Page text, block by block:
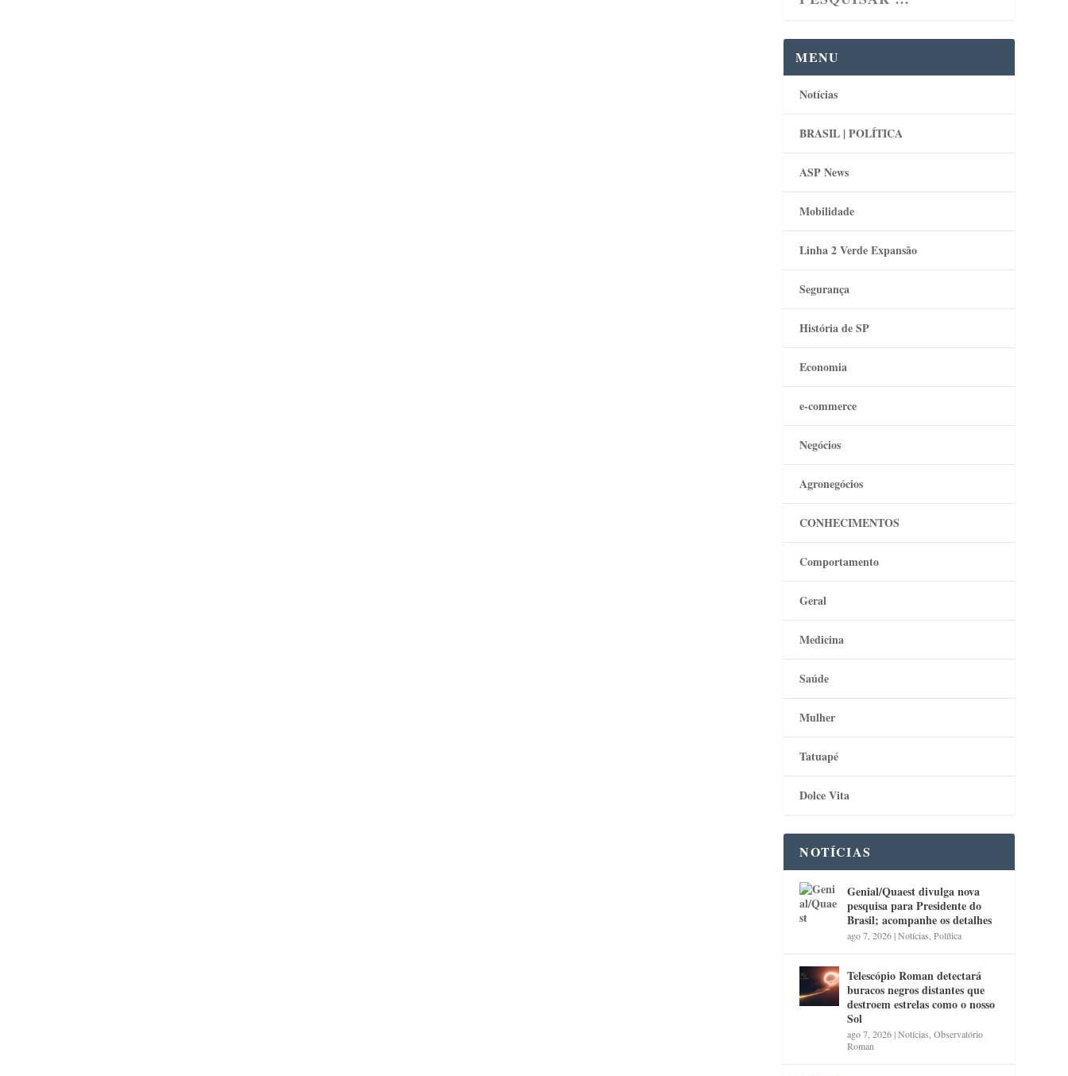
MENU
Notícias
BRASIL | POLÍTICA
ASP News
Mobilidade
Linha 2 Verde Expansão
Segurança
História de SP
Economia
e-commerce
Negócios
Agronegócios
CONHECIMENTOS
Comportamento
Geral
Medicina
Saúde
Mulher
Tatuapé
Dolce Vita
NOTÍCIAS
Genial/Quaest divulga nova
pesquisa para Presidente do
Brasil; acompanhe os detalhes
ago 7, 2026|Notícias ,Política
Telescópio Roman detectará
buracos negros distantes que
destroem estrelas como o nosso
Sol
ago 7, 2026|Notícias ,Observatório
Roman